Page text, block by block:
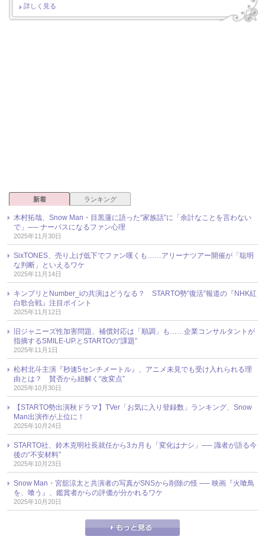
詳しく見る
新着 ランキング
木村拓哉、Snow Man・目黒蓮に語った“家族話”に「余計なことを言わない
で」── ナーバスになるファン心理
2025年11月30日
SixTONES、売り上げ低下でファン嘆くも……アリーナツアー開催が「聡明
な判断」といえるワケ
2025年11月14日
キンプリとNumber_iの共演はどうなる？ STARTO勢“復活”報道の『NHK紅
白歌合戦』注目ポイント
2025年11月12日
旧ジャニーズ性加害問題、補償対応は「順調」も……企業コンサルタントが
指摘するSMILE-UP.とSTARTOの“課題”
2025年11月1日
松村北斗主演『秒速5センチメートル』、アニメ未見でも受け入れられる理
由とは？ 賛否から紐解く“改変点”
2025年10月30日
【STARTO勢出演秋ドラマ】TVer「お気に入り登録数」ランキング、Snow
Man出演作が上位に！
2025年10月24日
STARTO社、鈴木克明社長就任から3カ月も「変化はナシ」── 識者が語る今
後の“不安材料”
2025年10月23日
Snow Man・宮舘涼太と共演者の写真がSNSから削除の怪 ── 映画『火喰鳥
を、喰う』、鑑賞者からの評価が分かれるワケ
2025年10月20日